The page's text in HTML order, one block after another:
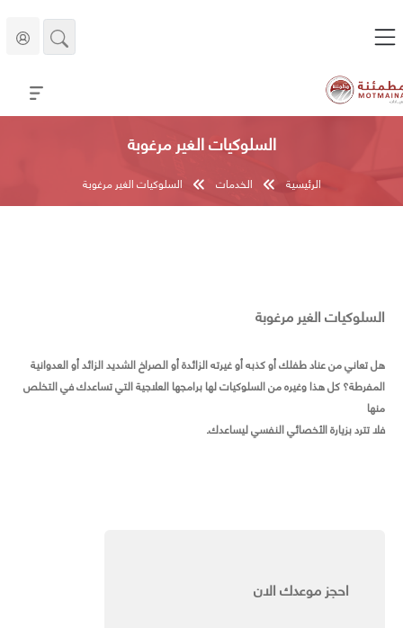
السلوكيات الغير مرغوبة
الرئيسية الخدمات السلوكيات الغير مرغوبة
السلوكيات الغير مرغوبة
هل تعاني من عناد طفلك أو كذبه أو غيرته الزائدة أو الصراخ الشديد الزائد أو العدوانية
المفرطة؟ كل هذا وغيره من السلوكيات لها برامجها العلاجية التي تساعدك في التخلص
منها
فلا تترد بزيارة الأخصائي النفسي ليساعدك.
احجز موعدك الان